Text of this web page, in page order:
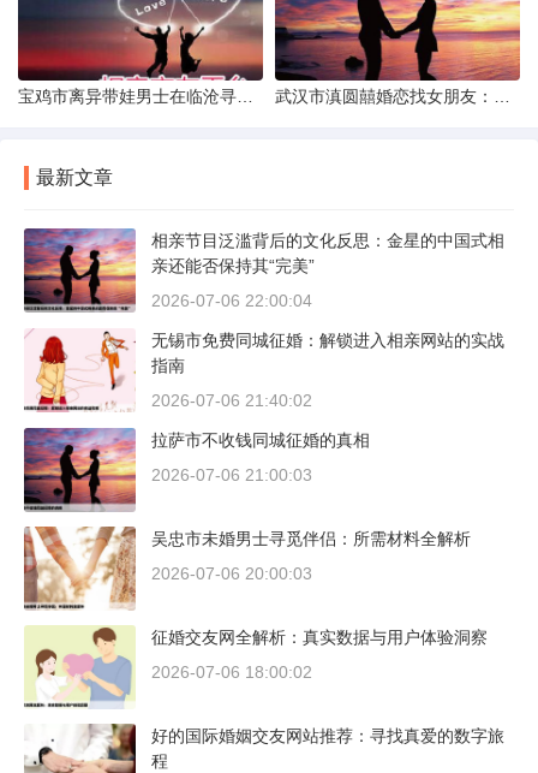
最新文章
相亲节目泛滥背后的文化反思：金星的中国式相
亲还能否保持其“完美”
2026-07-06 22:00:04
无锡市免费同城征婚：解锁进入相亲网站的实战
指南
2026-07-06 21:40:02
拉萨市不收钱同城征婚的真相
2026-07-06 21:00:03
吴忠市未婚男士寻觅伴侣：所需材料全解析
2026-07-06 20:00:03
征婚交友网全解析：真实数据与用户体验洞察
2026-07-06 18:00:02
好的国际婚姻交友网站推荐：寻找真爱的数字旅
程